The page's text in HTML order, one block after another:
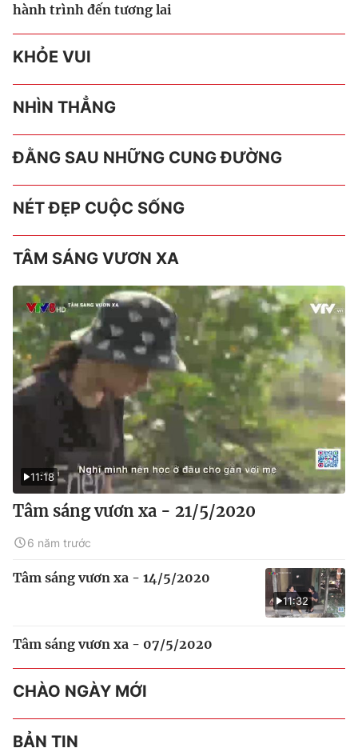
hành trình đến tương lai
KHỎE VUI
NHÌN THẲNG
ĐẰNG SAU NHỮNG CUNG ĐƯỜNG
NÉT ĐẸP CUỘC SỐNG
TÂM SÁNG VƯƠN XA
11:18
Tâm sáng vươn xa - 21/5/2020
6 năm trước
11:32
Tâm sáng vươn xa - 14/5/2020
Tâm sáng vươn xa - 07/5/2020
CHÀO NGÀY MỚI
BẢN TIN